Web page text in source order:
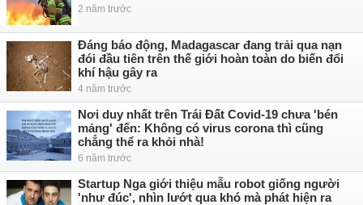
2 năm trước
Đáng báo động, Madagascar đang trải qua nạn
đói đầu tiên trên thế giới hoàn toàn do biến đổi
khí hậu gây ra
4 năm trước
Nơi duy nhất trên Trái Đất Covid-19 chưa 'bén
mảng' đến: Không có virus corona thì cũng
chẳng thể ra khỏi nhà!
6 năm trước
Startup Nga giới thiệu mẫu robot giống người
'như đúc', nhìn lướt qua khó mà phát hiện ra